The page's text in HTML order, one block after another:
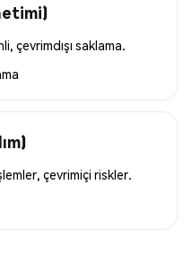
çevrimdışı saklama.
çevrimiçi riskler.